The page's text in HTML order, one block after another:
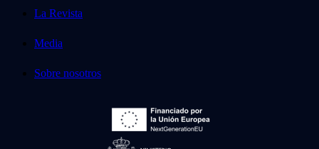
La Revista
Media
Sobre nosotros